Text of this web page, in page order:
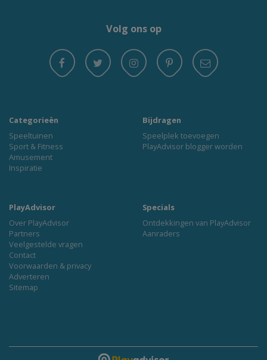
Volg ons op
Categorieën
Speeltuinen
Sport & Fitness
Amusement
Inspiratie
Bijdragen
Speelplek toevoegen
PlayAdvisor blogger worden
PlayAdvisor
Over PlayAdvisor
Partners
Veelgestelde vragen
Contact
Voorwaarden & privacy
Adverteren
Sitemap
Specials
Ontdekkingen van PlayAdvisor
Aanraders